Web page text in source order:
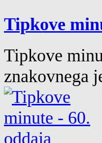
Tipkove
Tipkove
znakovnega